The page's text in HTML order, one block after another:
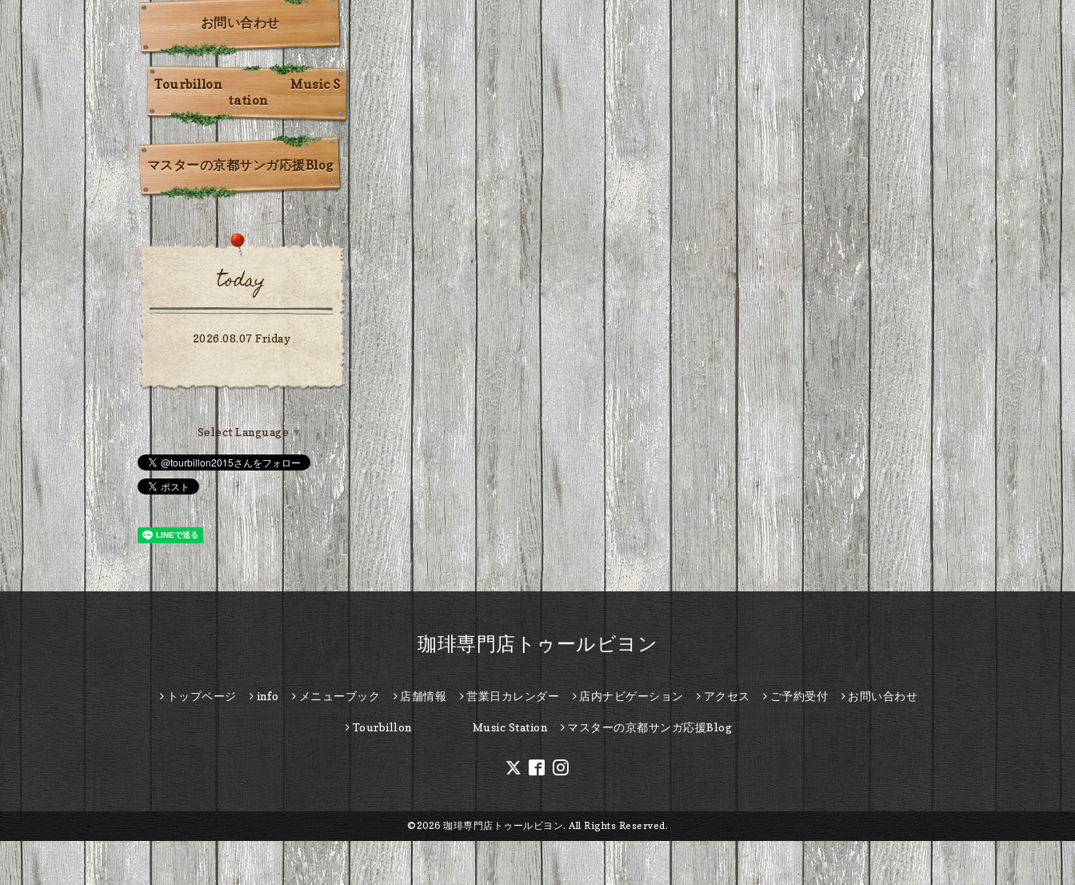
お問い合わせ
Tourbillon Music S
tation
マスターの京都サンガ応援Blog
today
2026.08.07 Friday
Select Language▼
珈琲専門店トゥールビヨン
トップページ info メニューブック 店舗情報 営業日カレンダー 店内ナビゲーション アクセス ご予約受付 お問い合わせ
Tourbillon Music Station マスターの京都サンガ応援Blog
©2026 珈琲専門店トゥールビヨン. All Rights Reserved.